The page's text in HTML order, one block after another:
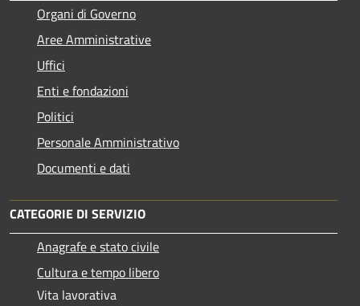
Organi di Governo
Aree Amministrative
Uffici
Enti e fondazioni
Politici
Personale Amministrativo
Documenti e dati
CATEGORIE DI SERVIZIO
Anagrafe e stato civile
Cultura e tempo libero
Vita lavorativa